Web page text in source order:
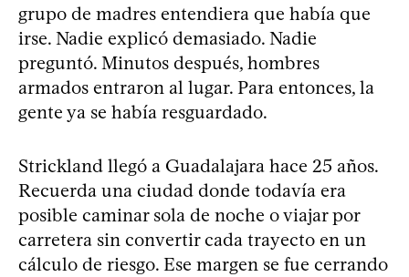
grupo de madres entendiera que había que
irse. Nadie explicó demasiado. Nadie
preguntó. Minutos después, hombres
armados entraron al lugar. Para entonces, la
gente ya se había resguardado.
Strickland llegó a Guadalajara hace 25 años.
Recuerda una ciudad donde todavía era
posible caminar sola de noche o viajar por
carretera sin convertir cada trayecto en un
cálculo de riesgo. Ese margen se fue cerrando